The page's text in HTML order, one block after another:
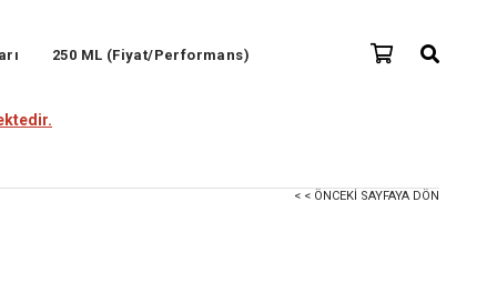
250 ML (Fiyat/Performans)
< < ÖNCEKI SAYFAYA DÖN